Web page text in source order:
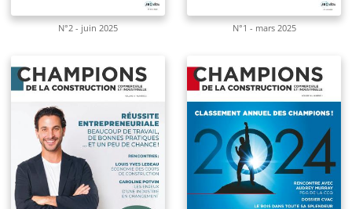
N°2 - juin 2025 N°1 - mars 2025